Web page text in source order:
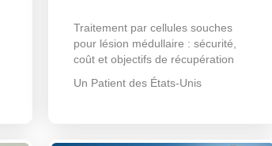
Traitement par cellules souches
pour lésion médullaire : sécurité,
coût et objectifs de récupération
Un Patient des États-Unis